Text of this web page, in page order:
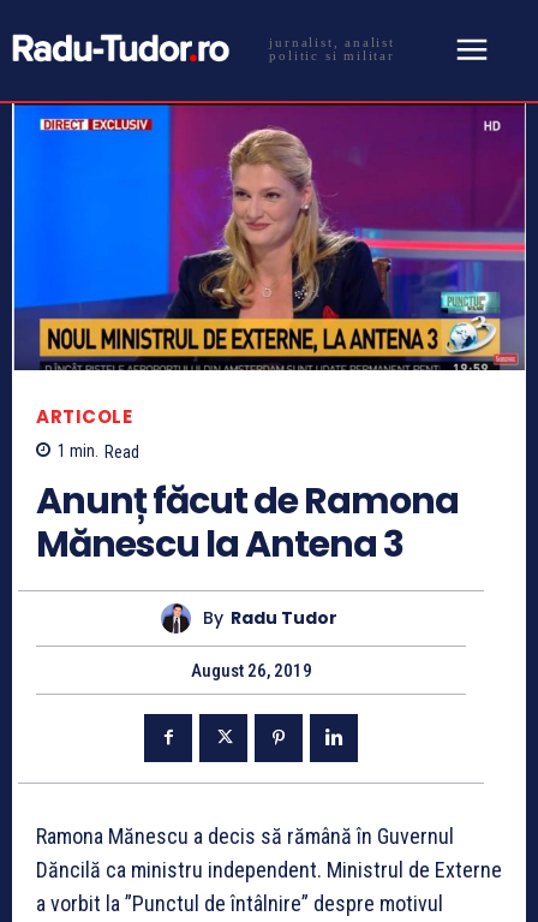
jurnalist, analist
politic si militar
ARTICOLE
1 min. Read
Anunț făcut de Ramona
Mănescu la Antena 3
By Radu Tudor
August 26, 2019
Ramona Mănescu a decis să rămână în Guvernul
Dăncilă ca ministru independent. Ministrul de Externe
a vorbit la ”Punctul de întâlnire” despre motivul